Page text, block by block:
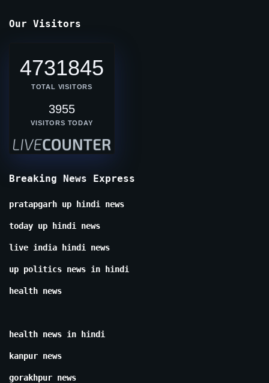
Our Visitors
4731845
TOTAL VISITORS
3955
VISITORS TODAY
Breaking News Express
pratapgarh up hindi news
today up hindi news
live india hindi news
up politics news in hindi
health news
health news in hindi
kanpur news
gorakhpur news